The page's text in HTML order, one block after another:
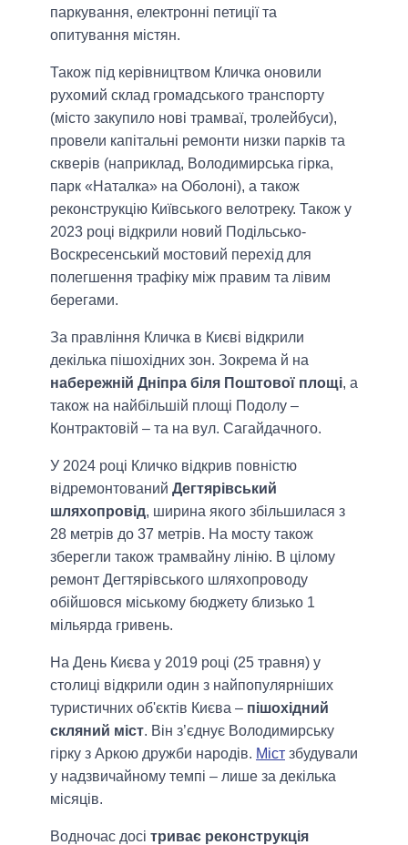
паркування, електронні петиції та
опитування містян.
Також під керівництвом Кличка оновили
рухомий склад громадського транспорту
(місто закупило нові трамваї, тролейбуси),
провели капітальні ремонти низки парків та
скверів (наприклад, Володимирська гірка,
парк «Наталка» на Оболоні), а також
реконструкцію Київського велотреку. Також у
2023 році відкрили новий Подільсько-
Воскресенський мостовий перехід для
полегшення трафіку між правим та лівим
берегами.
За правління Кличка в Києві відкрили
декілька пішохідних зон. Зокрема й на
набережній Дніпра біля Поштової площі, а
також на найбільшій площі Подолу –
Контрактовій – та на вул. Сагайдачного.
У 2024 році Кличко відкрив повністю
відремонтований Дегтярівський
шляхопровід, ширина якого збільшилася з
28 метрів до 37 метрів. На мосту також
зберегли також трамвайну лінію. В цілому
ремонт Дегтярівського шляхопроводу
обійшовся міському бюджету близько 1
мільярда гривень.
На День Києва у 2019 році (25 травня) у
столиці відкрили один з найпопулярніших
туристичних об'єктів Києва – пішохідний
скляний міст. Він з’єднує Володимирську
гірку з Аркою дружби народів. Міст збудували
у надзвичайному темпі – лише за декілька
місяців.
Водночас досі триває реконструкція